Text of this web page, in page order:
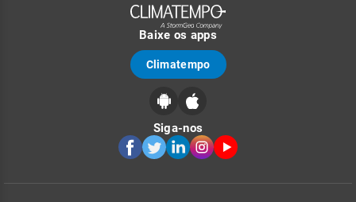
Baixe os apps
Climatempo
Siga-nos